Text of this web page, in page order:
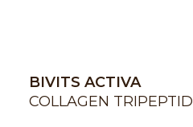
BIVITS ACTIVA
COLLAGEN TRIPEPTID